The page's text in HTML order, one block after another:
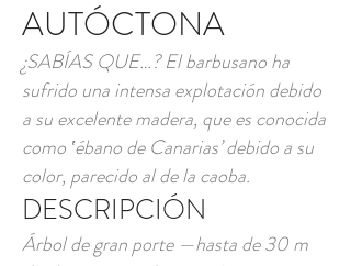
AUTÓCTONA
¿SABÍAS QUE…? El barbusano ha
sufrido una intensa explotación debido
a su excelente madera, que es conocida
como ‛ébano de Canarias’ debido a su
color, parecido al de la caoba.
DESCRIPCIÓN
Árbol de gran porte —hasta de 30 m